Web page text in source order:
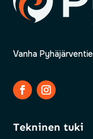
Vanha
Tekninen tuki